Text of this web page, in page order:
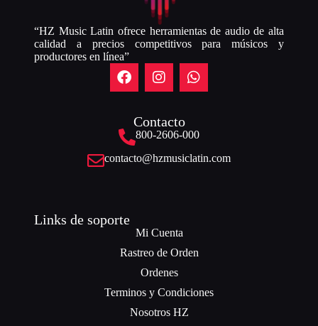
“HZ Music Latin ofrece herramientas de audio de alta
calidad a precios competitivos para músicos y
productores en línea”
Contacto
800-2606-000
contacto@hzmusiclatin.com
Links de soporte
Mi Cuenta
Rastreo de Orden
Ordenes
Terminos y Condiciones
Nosotros HZ